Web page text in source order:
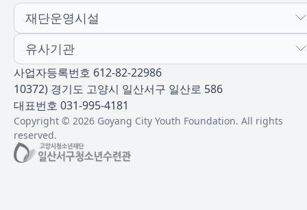
사업자등록번호 612-82-22986
10372) 경기도 고양시 일산서구 일산로 586
대표번호 031-995-4181
Copyright © 2026 Goyang City Youth Foundation. All rights
reserved.
재단운영시설
유사기관